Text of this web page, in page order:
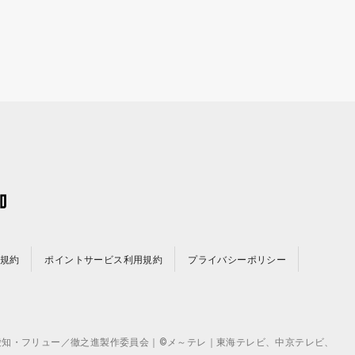
約 ポイントサービス利用規約 プライバシーポリシー
フリュー／徹之進製作委員会｜©メ～テレ｜東海テレビ、中京テレビ、